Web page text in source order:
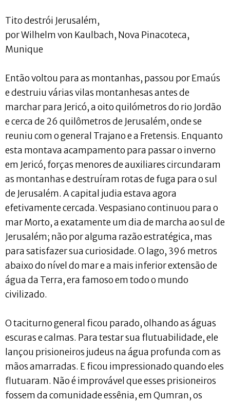
Tito destrói Jerusalém,
por Wilhelm von Kaulbach, Nova Pinacoteca,
Munique
Então voltou para as montanhas, passou por Emaús
e destruiu várias vilas montanhesas antes de
marchar para Jericó, a oito quilómetros do rio Jordão
e cerca de 26 quilômetros de Jerusalém, onde se
reuniu com o general Trajano e a Fretensis. Enquanto
esta montava acampamento para passar o inverno
em Jericó, forças menores de auxiliares circundaram
as montanhas e destruíram rotas de fuga para o sul
de Jerusalém. A capital judia estava agora
efetivamente cercada. Vespasiano continuou para o
mar Morto, a exatamente um dia de marcha ao sul de
Jerusalém; não por alguma razão estratégica, mas
para satisfazer sua curiosidade. O lago, 396 metros
abaixo do nível do mar e a mais inferior extensão de
água da Terra, era famoso em todo o mundo
civilizado.
O taciturno general ficou parado, olhando as águas
escuras e calmas. Para testar sua flutuabilidade, ele
lançou prisioneiros judeus na água profunda com as
mãos amarradas. E ficou impressionado quando eles
flutuaram. Não é improvável que esses prisioneiros
fossem da comunidade essênia, em Qumran, os